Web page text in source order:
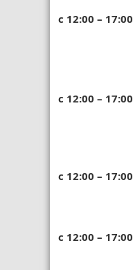
с 12:00 – 17:00
с 12:00 – 17:00
с 12:00 – 17:00
с 12:00 – 17:00